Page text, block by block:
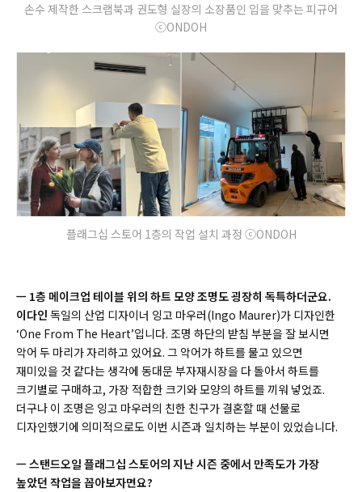
손수 제작한 스크랩북과 권도형 실장의 소장품인 입을 맞추는 피규어
ⓒONDOH
플래그십 스토어 1층의 작업 설치 과정 ⓒONDOH
ㅡ 1층 메이크업 테이블 위의 하트 모양 조명도 굉장히 독특하더군요.
이다인 독일의 산업 디자이너 잉고 마우러(Ingo Maurer)가 디자인한
‘One From The Heart’입니다. 조명 하단의 받침 부분을 잘 보시면
악어 두 마리가 자리하고 있어요. 그 악어가 하트를 물고 있으면
재미있을 것 같다는 생각에 동대문 부자재시장을 다 돌아서 하트를
크기별로 구매하고, 가장 적합한 크기와 모양의 하트를 끼워 넣었죠.
더구나 이 조명은 잉고 마우러의 친한 친구가 결혼할 때 선물로
디자인했기에 의미적으로도 이번 시즌과 일치하는 부분이 있었습니다.
ㅡ 스탠드오일 플래그십 스토어의 지난 시즌 중에서 만족도가 가장
높았던 작업을 꼽아보자면요?